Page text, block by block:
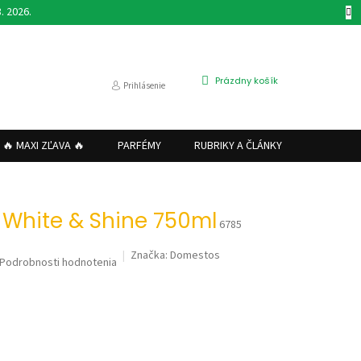
2026.
Prihlásenie
NÁKUPNÝ
Prázdny košík
🔥 MAXI ZĽAVA 🔥 PARFÉMY RUBRIKY A ČLÁNKY
& Shine 750ml 6785
Podrobnosti hodnotenia Značka: Domestos